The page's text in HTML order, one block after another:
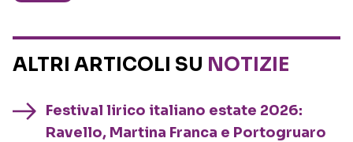
ALTRI ARTICOLI SU NOTIZIE
Festival lirico italiano estate 2026:
Ravello, Martina Franca e Portogruaro